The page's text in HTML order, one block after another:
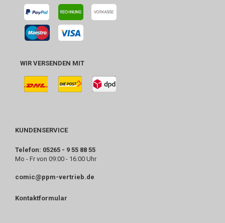
WIR VERSENDEN MIT
KUNDENSERVICE
Telefon: 05265 - 9 55 88 55
Mo - Fr von 09:00 - 16:00 Uhr
comic@ppm-vertrieb.de
Kontaktformular